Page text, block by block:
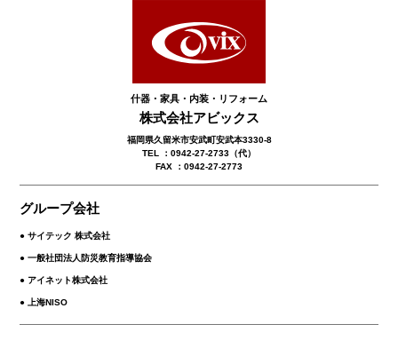
什器・家具・内装・リフォーム
株式会社アビックス
福岡県久留米市安武町安武本3330-8
TEL ：0942-27-2733（代）
FAX ：0942-27-2773
グループ会社
● サイテック 株式会社
● 一般社団法人防災教育指導協会
● アイネット株式会社
● 上海NISO